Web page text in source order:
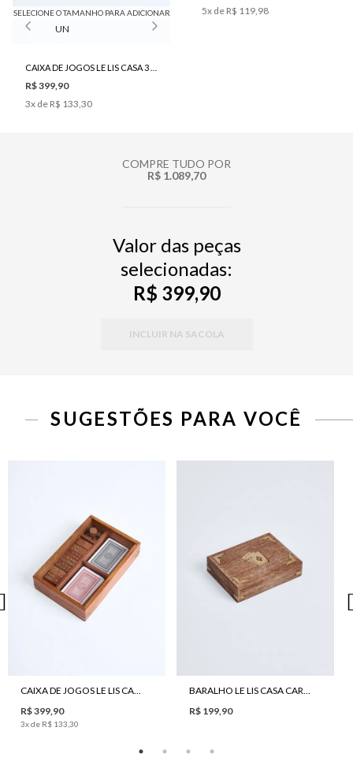
SELECIONE O TAMANHO PARA ADICIONAR
UN
R$ 399,90
3x de R$ 133,30
5x de R$ 119,98
COMPRE TUDO POR
R$ 1.089,70
Valor das peças
selecionadas:
R$ 399,90
INCLUIR NA SACOLA
SUGESTÕES PARA VOCÊ
CAIXA DE JOGOS LE LIS CASA 3 EM 1 CUMARU
R$ 399,90
3x de R$ 133,30
BARALHO LE LIS CASA CARTEADO
R$ 199,90